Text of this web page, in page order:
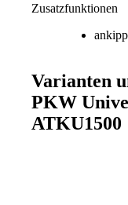
Zusatzfunktionen
Varianten
PKW
ATKU1500